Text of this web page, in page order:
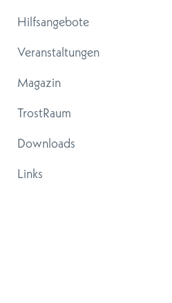
Hilfsangebote
Veranstaltungen
Magazin
TrostRaum
Downloads
Links